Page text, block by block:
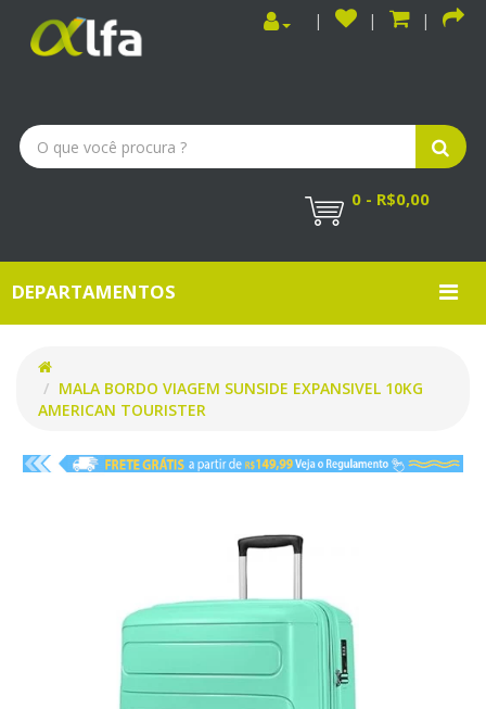
0 - R$0,00
DEPARTAMENTOS
MALA BORDO VIAGEM SUNSIDE EXPANSIVEL 10KG
AMERICAN TOURISTER